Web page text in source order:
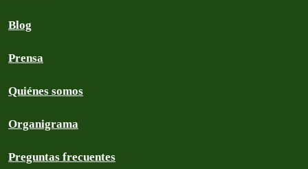
Blog
Prensa
Quiénes somos
Organigrama
Preguntas frecuentes